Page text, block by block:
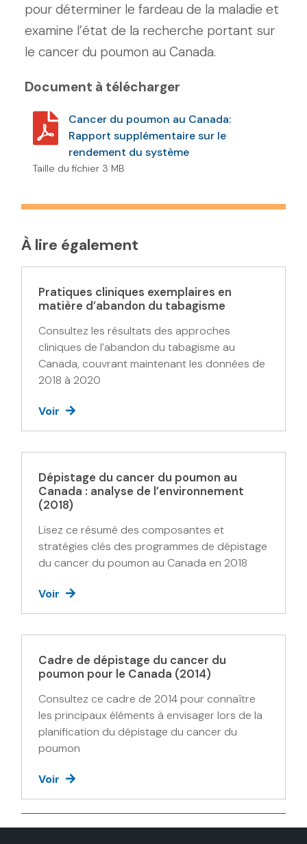
pour déterminer le fardeau de la maladie et
examine l’état de la recherche portant sur
le cancer du poumon au Canada.
Document à télécharger
Cancer du poumon au Canada:
Rapport supplémentaire sur le
rendement du système
Taille du fichier 3 MB
À lire également
Pratiques cliniques exemplaires en
matière d’abandon du tabagisme
Consultez les résultats des approches
cliniques de l’abandon du tabagisme au
Canada, couvrant maintenant les données de
2018 à 2020
Voir
Dépistage du cancer du poumon au
Canada : analyse de l’environnement
(2018)
Lisez ce résumé des composantes et
stratégies clés des programmes de dépistage
du cancer du poumon au Canada en 2018
Voir
Cadre de dépistage du cancer du
poumon pour le Canada (2014)
Consultez ce cadre de 2014 pour connaître
les principaux éléments à envisager lors de la
planification du dépistage du cancer du
poumon
Voir